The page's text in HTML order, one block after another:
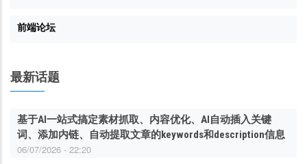
前端论坛
最新话题
基于AI一站式搞定素材抓取、内容优化、AI自动插入关键
词、添加内链、自动提取文章的keywords和description信息
06/07/2026 - 22:20